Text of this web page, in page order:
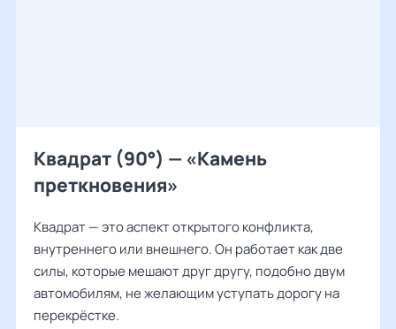
Квадрат (90°) — «Камень
преткновения»
Квадрат — это аспект открытого конфликта,
внутреннего или внешнего. Он работает как две
силы, которые мешают друг другу, подобно двум
автомобилям, не желающим уступать дорогу на
перекрёстке.